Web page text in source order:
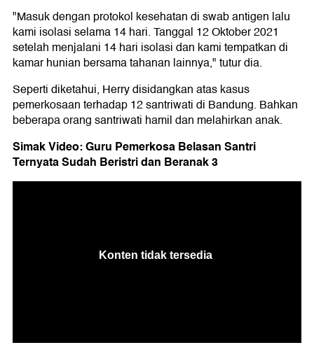
"Masuk dengan protokol kesehatan di swab antigen lalu
kami isolasi selama 14 hari. Tanggal 12 Oktober 2021
setelah menjalani 14 hari isolasi dan kami tempatkan di
kamar hunian bersama tahanan lainnya," tutur dia.
Seperti diketahui, Herry disidangkan atas kasus
pemerkosaan terhadap 12 santriwati di Bandung. Bahkan
beberapa orang santriwati hamil dan melahirkan anak.
Simak Video: Guru Pemerkosa Belasan Santri
Ternyata Sudah Beristri dan Beranak 3